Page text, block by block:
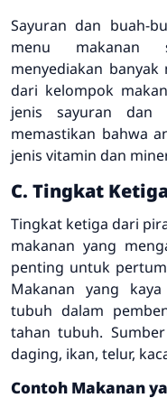
Sayuran dan buah-
menu makanan
menyediakan
dari kelompok
jenis sayuran dan
memastikan bahwa
jenis vitamin dan
C. Tingkat
Tingkat ketiga dari
makanan yang
penting untuk
Makanan yang
tubuh dalam
tahan tubuh.
daging, ikan, telur,
Contoh Makanan